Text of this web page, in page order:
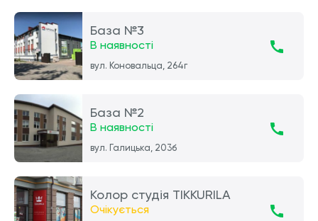
База №3
В наявності
вул. Коновальца, 264г
База №2
В наявності
вул. Галицька, 203б
Колор студія TIKKURILA
Очікується